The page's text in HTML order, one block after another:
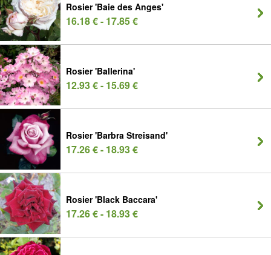
Rosier 'Baie des Anges'
16.18 € - 17.85 €
Rosier 'Ballerina'
12.93 € - 15.69 €
Rosier 'Barbra Streisand'
17.26 € - 18.93 €
Rosier 'Black Baccara'
17.26 € - 18.93 €